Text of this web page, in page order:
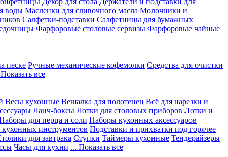
воды Масленки для сливочного масла Молочники и
Салфетки-подставки Салфетницы для бумажных
Фарфоровые столовые сервизы Фарфоровые чайные
песке Ручные механические кофемолки Средства для очистки
все
Весы кухонные Вешалка для полотенец Всё для нарезки и
Ланч-боксы Лотки для столовых приборов Лотки и
для перца и соли Наборы кухонных аксессуаров
инструментов Подставки и прихватки под горячее
для завтрака Ступки Таймеры кухонные Тендерайзеры
Часы для кухни ... Показать все